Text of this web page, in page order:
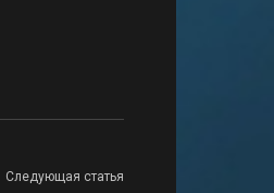
Следующая статья